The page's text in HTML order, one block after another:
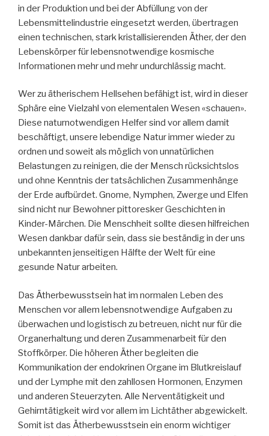
in der Produktion und bei der Abfüllung von der
Lebensmittelindustrie eingesetzt werden, übertragen
einen technischen, stark kristallisierenden Äther, der den
Lebenskörper für lebensnotwendige kosmische
Informationen mehr und mehr undurchlässig macht.
Wer zu ätherischem Hellsehen befähigt ist, wird in dieser
Sphäre eine Vielzahl von elementalen Wesen «schauen».
Diese naturnotwendigen Helfer sind vor allem damit
beschäftigt, unsere lebendige Natur immer wieder zu
ordnen und soweit als möglich von unnatürlichen
Belastungen zu reinigen, die der Mensch rücksichtslos
und ohne Kenntnis der tatsächlichen Zusammenhänge
der Erde aufbürdet. Gnome, Nymphen, Zwerge und Elfen
sind nicht nur Bewohner pittoresker Geschichten in
Kinder-Märchen. Die Menschheit sollte diesen hilfreichen
Wesen dankbar dafür sein, dass sie beständig in der uns
unbekannten jenseitigen Hälfte der Welt für eine
gesunde Natur arbeiten.
Das Ätherbewusstsein hat im normalen Leben des
Menschen vor allem lebensnotwendige Aufgaben zu
überwachen und logistisch zu betreuen, nicht nur für die
Organerhaltung und deren Zusammenarbeit für den
Stoffkörper. Die höheren Äther begleiten die
Kommunikation der endokrinen Organe im Blutkreislauf
und der Lymphe mit den zahllosen Hormonen, Enzymen
und anderen Steuerzyten. Alle Nerventätigkeit und
Gehirntätigkeit wird vor allem im Lichtäther abgewickelt.
Somit ist das Ätherbewusstsein ein enorm wichtiger